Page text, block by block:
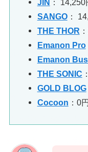
JIN ：
SANGO：
THE THOR
Emanon Pro
Emanon
THE SONIC
GOLD BLOG
Cocoon ：0円